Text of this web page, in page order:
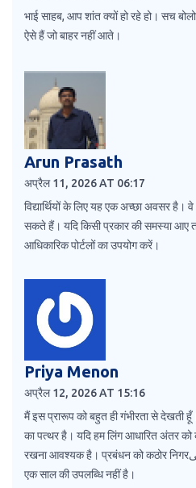
भाई साहब, आप शांत क्यों हो रहे हो। सच
ऐसे हैं जो बाहर नहीं आते।
Arun Prasath
अप्रैल 11, 2026 AT 06:17
विद्यार्थियों के लिए यह एक अच्छा अवसर
सकते हैं। यदि किसी प्रकार की समस्या आए
आधिकारिक पोर्टलों का उपयोग करें।
Priya Menon
अप्रैल 12, 2026 AT 15:16
मैं इस प्रारूप को बहुत ही गंभीरता से देखती
का पत्थर है। यदि हम लिंग आधारित अंतर
रखना आवश्यक है। प्रबंधन को कठोर निगरانی में काम करना चाहिए। यह केवल
एक साल की उपलब्धि नहीं है।